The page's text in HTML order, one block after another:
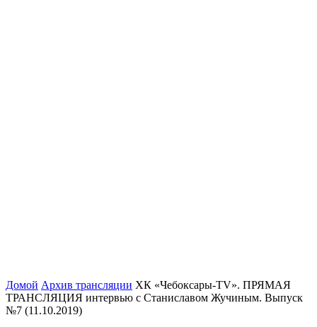
Домой Архив трансляции ХК «Чебоксары-TV». ПРЯМАЯ
ТРАНСЛЯЦИЯ интервью с Станиславом Жучиным. Выпуск
№7 (11.10.2019)